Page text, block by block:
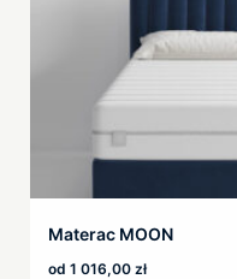
Materac MOON
od 1 016,00 zł